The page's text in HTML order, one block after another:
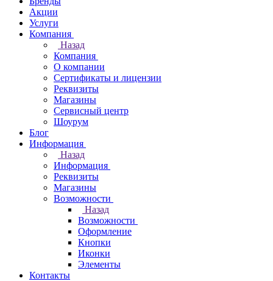
Акции
Услуги
Компания
Назад
Компания
О компании
Сертификаты и лицензии
Реквизиты
Магазины
Сервисный центр
Шоурум
Блог
Информация
Назад
Информация
Реквизиты
Магазины
Возможности
Назад
Возможности
Оформление
Кнопки
Иконки
Элементы
Контакты